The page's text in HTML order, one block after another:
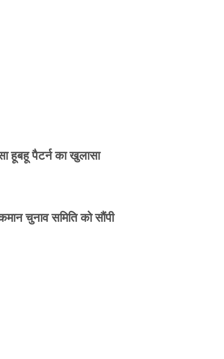
हूबहू पैटर्न का खुलासा
चुनाव समिति को सौंपी